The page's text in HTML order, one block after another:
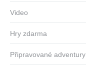
Video
Hry zdarma
Připravované adventury